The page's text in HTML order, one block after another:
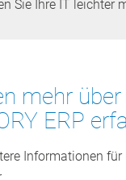
Sie Ihre IT leichter
mehr
ERP
Informationen